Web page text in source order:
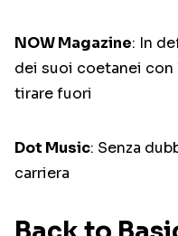
NOW Magazine: In
dei suoi coetanei con
tirare fuori
Dot Music: Senza
carriera